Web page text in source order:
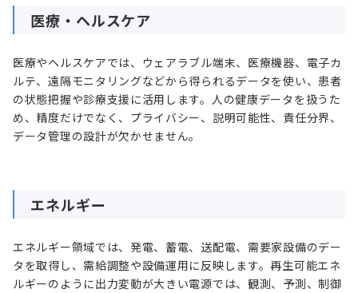
医療・ヘルスケア
医療やヘルスケアでは、ウェアラブル端末、医療機器、電子カ
ルテ、遠隔モニタリングなどから得られるデータを使い、患者
の状態把握や診療支援に活用します。人の健康データを扱うた
め、精度だけでなく、プライバシー、説明可能性、責任分界、
データ管理の設計が欠かせません。
エネルギー
エネルギー領域では、発電、蓄電、送配電、需要家設備のデー
タを取得し、需給調整や設備運用に反映します。再生可能エネ
ルギーのように出力変動が大きい電源では、観測、予測、制御